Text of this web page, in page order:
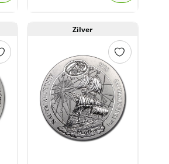
Zilver